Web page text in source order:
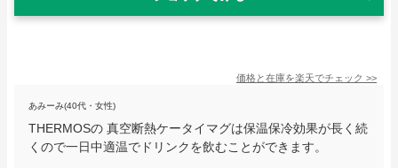
価格と在庫を楽天でチェック >>
あみーみ(40代・女性)
THERMOSの 真空断熱ケータイマグは保温保冷効果が長く続
くので一日中適温でドリンクを飲むことができます。